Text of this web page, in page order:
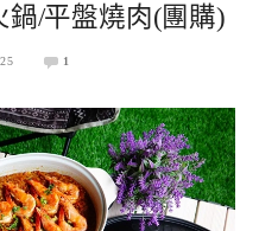
鍋/平盤燒肉(團購)
1